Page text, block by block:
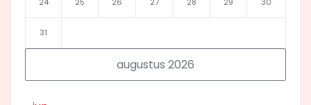
augustus 2026
24 25 26 27 28 29 30
31